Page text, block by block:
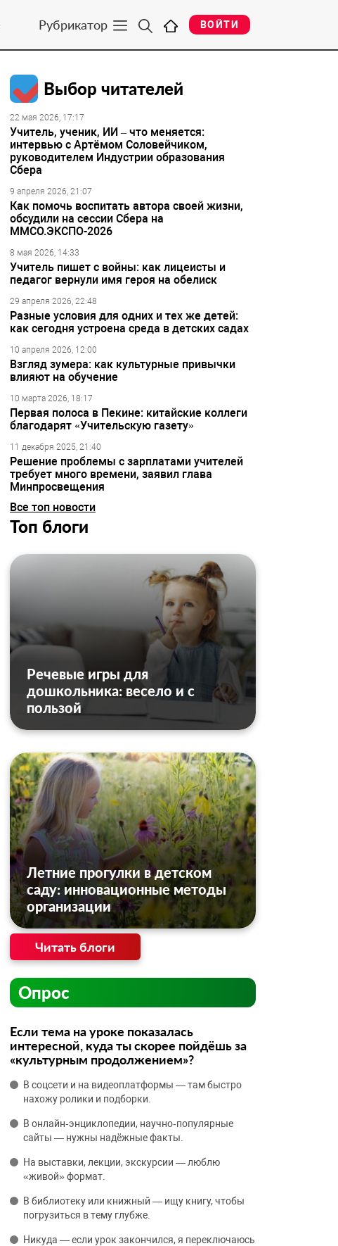
Рубрикатор ВОЙТИ
Выбор читателей
22 мая 2026, 17:17
Учитель, ученик, ИИ – что меняется:
интервью с Артёмом Соловейчиком,
руководителем Индустрии образования
Сбера
9 апреля 2026, 21:07
Как помочь воспитать автора своей жизни,
обсудили на сессии Сбера на
ММСО.ЭКСПО-2026
8 мая 2026, 14:33
Учитель пишет с войны: как лицеисты и
педагог вернули имя героя на обелиск
29 апреля 2026, 22:48
Разные условия для одних и тех же детей:
как сегодня устроена среда в детских садах
10 апреля 2026, 12:00
Взгляд зумера: как культурные привычки
влияют на обучение
10 марта 2026, 18:17
Первая полоса в Пекине: китайские коллеги
благодарят «Учительскую газету»
11 декабря 2025, 21:40
Решение проблемы с зарплатами учителей
требует много времени, заявил глава
Минпросвещения
Все топ новости
Топ блоги
Речевые игры для
дошкольника: весело и с
пользой
Летние прогулки в детском
саду: инновационные методы
организации
Читать блоги
Опрос
Если тема на уроке показалась
интересной, куда ты скорее пойдёшь за
«культурным продолжением»?
В соцсети и на видеоплатформы — там быстро
нахожу ролики и подборки.
В онлайн‑энциклопедии, научно‑популярные
сайты — нужны надёжные факты.
На выставки, лекции, экскурсии — люблю
«живой» формат.
В библиотеку или книжный — ищу книгу, чтобы
погрузиться в тему глубже.
Никуда — если урок закончился, я переключаюсь